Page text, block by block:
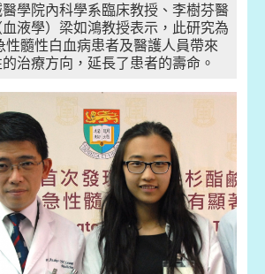
學院內科學系臨床教授、李樹芬醫
液學）梁如鴻教授表示，此研究為
性髓性白血病患者及醫護人員帶來
治療方向，延長了患者的壽命。